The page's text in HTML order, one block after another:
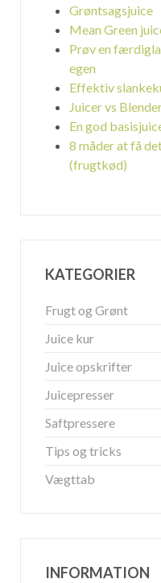
Grøntsagsjuice
Mean Green
Prøv en
egen
Effektiv
Juicer vs
En god
8 måder at få
(frugtkød)
KATEGORIER
Frugt og Grønt
Juice kur
Juice opskrifter
Juicepresser
Saftpressere
Tips og tricks
Vægttab
INFORMATION